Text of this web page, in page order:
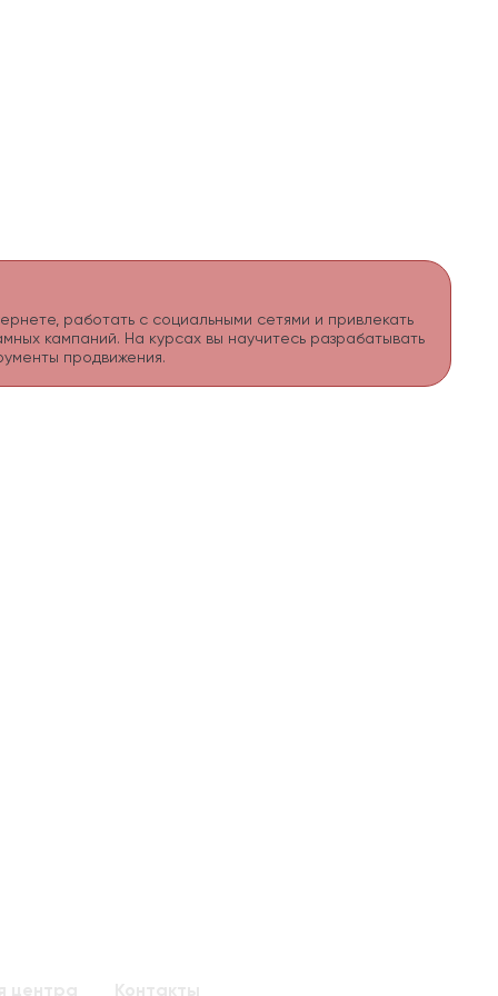
работать с социальными сетями и привлекать
кампаний. На курсах вы научитесь разрабатывать
продвижения.